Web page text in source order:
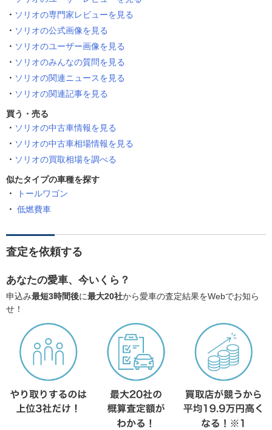
ソリオの専門家レビューを見る
ソリオの公式画像を見る
ソリオのユーザー画像を見る
ソリオのみんなの質問を見る
ソリオの関連ニュースを見る
ソリオの関連記事を見る
買う・売る
ソリオの中古車情報を見る
ソリオの中古車相場情報を見る
ソリオの買取相場を調べる
似たタイプの車種を探す
トールワゴン
低燃費車
査定を依頼する
あなたの愛車、今いくら？
申込み最短3時間後に最大20社から愛車の査定結果をWebでお知ら
せ！